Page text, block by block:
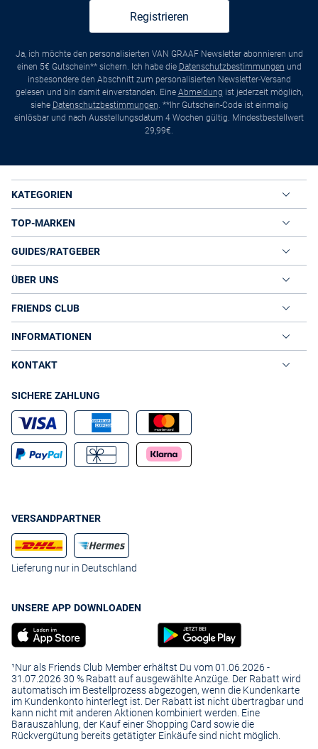
Registrieren
Ja, ich möchte den personalisierten VAN GRAAF Newsletter abonnieren und
einen 5€ Gutschein** sichern. Ich habe die Datenschutzbestimmungen und
insbesondere den Abschnitt zum personalisierten Newsletter-Versand
gelesen und bin damit einverstanden. Eine Abmeldung ist jederzeit möglich,
siehe Datenschutzbestimmungen. **Ihr Gutschein-Code ist einmalig
einlösbar und nach Ausstellungsdatum 4 Wochen gültig. Mindestbestellwert
29,99€.
KATEGORIEN
TOP-MARKEN
GUIDES/RATGEBER
ÜBER UNS
FRIENDS CLUB
INFORMATIONEN
KONTAKT
SICHERE ZAHLUNG
VERSANDPARTNER
Lieferung nur in Deutschland
UNSERE APP DOWNLOADEN
¹Nur als Friends Club Member erhältst Du vom 01.06.2026 -
31.07.2026 30 % Rabatt auf ausgewählte Anzüge. Der Rabatt wird
automatisch im Bestellprozess abgezogen, wenn die Kundenkarte
im Kundenkonto hinterlegt ist. Der Rabatt ist nicht übertragbar und
kann nicht mit anderen Aktionen kombiniert werden. Eine
Barauszahlung, der Kauf einer Shopping Card sowie die
Rückvergütung bereits getätigter Einkäufe sind nicht möglich.